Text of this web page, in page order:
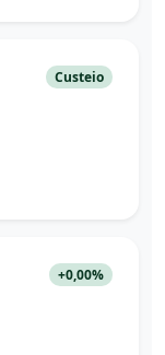
Custeio
+0,00%